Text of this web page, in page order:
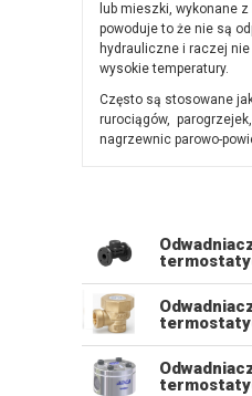
lub mieszki, wykonane
powoduje to że nie są
hydrauliczne i raczej
wysokie temperatury.
Często są stosowane
rurociągów,
nagrzewnic parowo-